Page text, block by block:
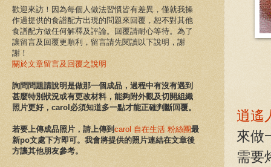
逍遙
來做
需要
歡迎來訪！ 因為每個人做法習慣皆有差異， 僅就我操
作過提供的食譜配方出現的問題來回覆， 恕不對其他
食譜配方做任何解釋及評論。
回覆請耐心等待。為了
讓留言及回覆更順利，留言請先閱讀以下說明，謝
謝！
關於文章留言及回覆之說明
詢問問題請說明是做那一個成品 ， 過程中有沒有遇到
甚麼特別狀況或有更改材料，能夠附外觀及切開組織
照片更好， carol必須知道多一點才能正確判斷回覆。
若要上傳成品照片，請上傳到 carol 自在生活 粉絲團最
新po文處下方即可。我會將提供的照片連結在文章後
方讓其他朋友參考。